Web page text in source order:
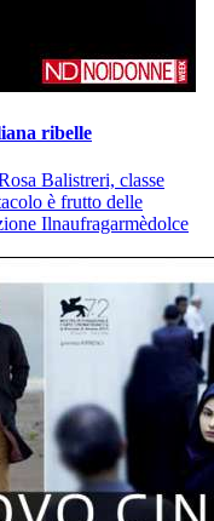
ribelle
Balistreri, classe
è frutto delle
Ilnaufragarmèdolce